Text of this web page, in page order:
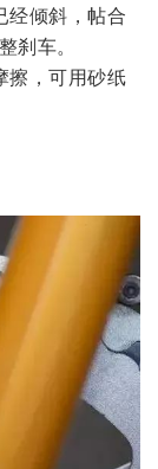
经倾斜，帖合
刹车。
擦，可用砂纸